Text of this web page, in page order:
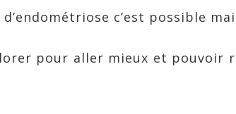
c’est possible
pour aller mieux et pouvoir